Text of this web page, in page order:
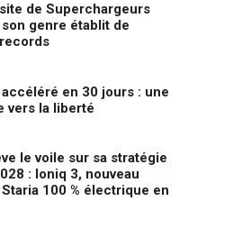
de Superchargeurs
genre établit de
en 30 jours : une
vers la liberté
le voile sur sa stratégie
: Ioniq 3, nouveau
100 % électrique en